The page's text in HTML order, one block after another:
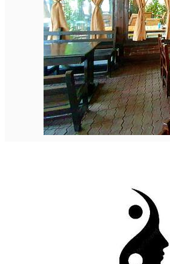
English
Închirieri auto
Închirieri biciclete
Taxi
Încărcare vehicule electrice